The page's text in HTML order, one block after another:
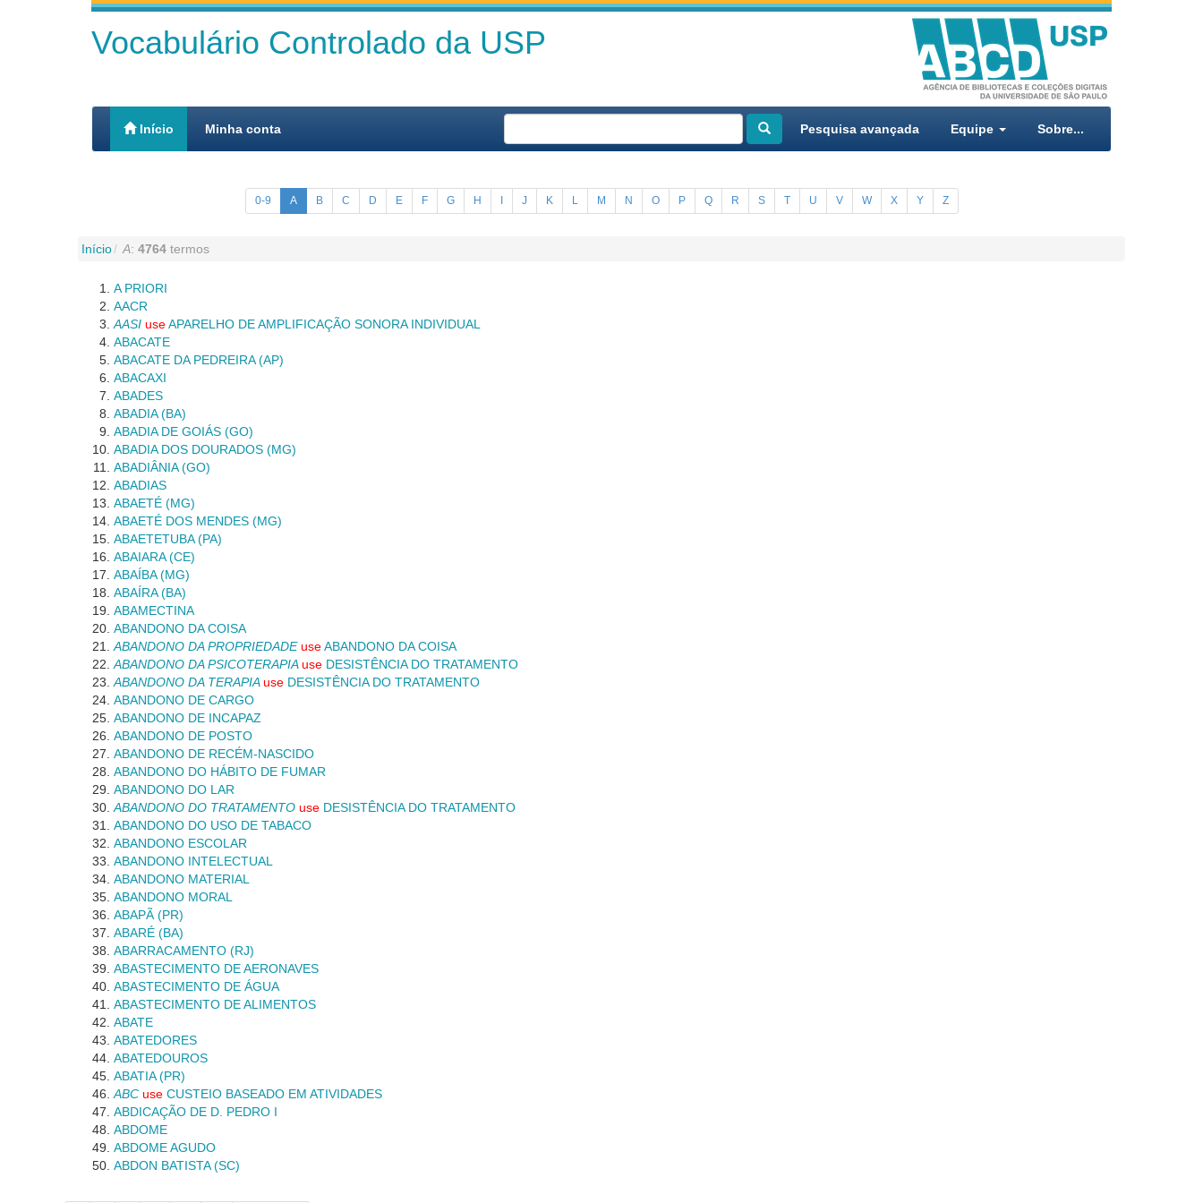
Vocabulário Controlado da USP
Início Minha conta Pesquisa avançada Equipe Sobre...
0-9 A B C D E F G H I J K L M N O P Q R S T U V W X Y Z
Início A: 4764 termos
A PRIORI
AACR
AASI useAPARELHO DE AMPLIFICAÇÃO SONORA INDIVIDUAL
ABACATE
ABACATE DA PEDREIRA (AP)
ABACAXI
ABADES
ABADIA (BA)
ABADIA DE GOIÁS (GO)
ABADIA DOS DOURADOS (MG)
ABADIÂNIA (GO)
ABADIAS
ABAETÉ (MG)
ABAETÉ DOS MENDES (MG)
ABAETETUBA (PA)
ABAIARA (CE)
ABAÍBA (MG)
ABAÍRA (BA)
ABAMECTINA
ABANDONO DA COISA
ABANDONO DA PROPRIEDADEuseABANDONO DA COISA
ABANDONO DA PSICOTERAPIAuse DESISTÊNCIA DO TRATAMENTO
ABANDONO DA TERAPIAuse DESISTÊNCIA DO TRATAMENTO
ABANDONO DE CARGO
ABANDONO DE INCAPAZ
ABANDONO DE POSTO
ABANDONO DE RECÉM-NASCIDO
ABANDONO DO HÁBITO DE FUMAR
ABANDONO DO LAR
ABANDONO DO TRATAMENTO use DESISTÊNCIA DO TRATAMENTO
ABANDONO DO USO DE TABACO
ABANDONO ESCOLAR
ABANDONO INTELECTUAL
ABANDONO MATERIAL
ABANDONO MORAL
ABAPÃ (PR)
ABARÉ (BA)
ABARRACAMENTO (RJ)
ABASTECIMENTO DE AERONAVES
ABASTECIMENTO DE ÁGUA
ABASTECIMENTO DE ALIMENTOS
ABATE
ABATEDORES
ABATEDOUROS
ABATIA (PR)
ABC use CUSTEIO BASEADO EM ATIVIDADES
ABDICAÇÃO DE D. PEDRO I
ABDOME
ABDOME AGUDO
ABDON BATISTA (SC)